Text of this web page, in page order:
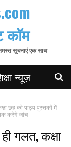
कॉम
सूचनाएं एक साथ
न्यूज़
छह की पाठ्य पुस्तकों में
करेंगे जांच
गलत, कक्षा